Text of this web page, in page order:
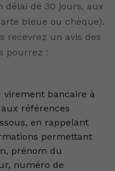
délai de 30 jours, aux
bleue ou chèque).
recevrez un avis des
pourrez :
bancaire à
références
en rappelant
permettant
prénom du
numéro de